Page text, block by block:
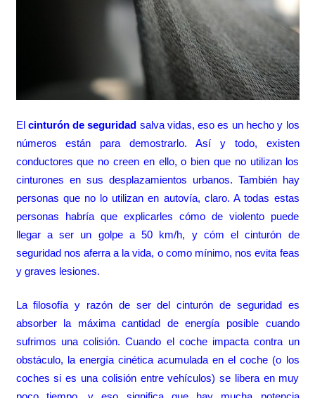
El cinturón de seguridad salva vidas, eso es un hecho y los
números están para demostrarlo. Así y todo, existen
conductores que no creen en ello, o bien que no utilizan los
cinturones en sus desplazamientos urbanos. También hay
personas que no lo utilizan en autovía, claro. A todas estas
personas habría que explicarles cómo de violento puede
llegar a ser un golpe a 50 km/h, y cóm el cinturón de
seguridad nos aferra a la vida, o como mínimo, nos evita feas
y graves lesiones.
La filosofía y razón de ser del cinturón de seguridad es
absorber la máxima cantidad de energía posible cuando
sufrimos una colisión. Cuando el coche impacta contra un
obstáculo, la energía cinética acumulada en el coche (o los
coches si es una colisión entre vehículos) se libera en muy